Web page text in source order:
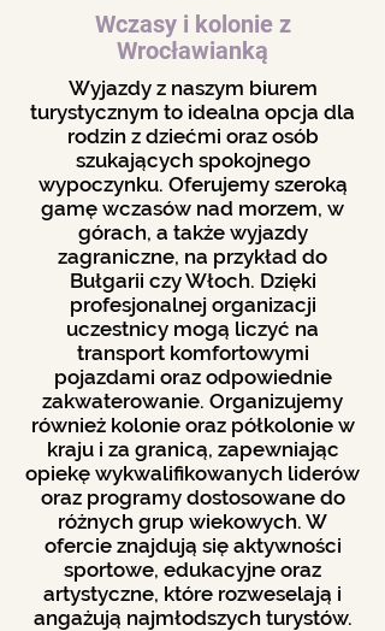
Wczasy i kolonie z
Wrocławianką
Wyjazdy z naszym biurem
turystycznym to idealna opcja dla
rodzin z dziećmi oraz osób
szukających spokojnego
wypoczynku. Oferujemy szeroką
gamę wczasów nad morzem, w
górach, a także wyjazdy
zagraniczne, na przykład do
Bułgarii czy Włoch. Dzięki
profesjonalnej organizacji
uczestnicy mogą liczyć na
transport komfortowymi
pojazdami oraz odpowiednie
zakwaterowanie. Organizujemy
również kolonie oraz półkolonie w
kraju i za granicą, zapewniając
opiekę wykwalifikowanych liderów
oraz programy dostosowane do
różnych grup wiekowych. W
ofercie znajdują się aktywności
sportowe, edukacyjne oraz
artystyczne, które rozweselają i
angażują najmłodszych turystów.